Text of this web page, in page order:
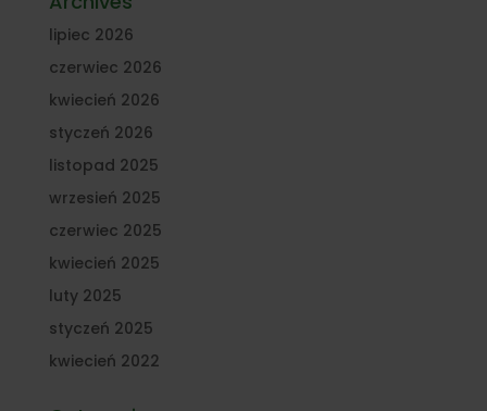
lipiec 2026
czerwiec 2026
kwiecień 2026
styczeń 2026
listopad 2025
wrzesień 2025
czerwiec 2025
kwiecień 2025
luty 2025
styczeń 2025
kwiecień 2022